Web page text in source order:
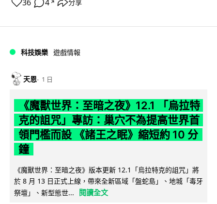
36 4 ↗ 分享
科技娛樂 遊戲情報
天恩 1 日
《魔獸世界：至暗之夜》12.1 「烏拉特
克的詛咒」專訪：巢穴不為提高世界首
領門檻而設 《諸王之眠》縮短約 10 分
鐘
《魔獸世界：至暗之夜》版本更新 12.1「烏拉特克的詛咒」將
於 8 月 13 日正式上線，帶來全新區域「盤蛇島」、地城「毒牙
祭壇」、新型態世...
閱讀全文